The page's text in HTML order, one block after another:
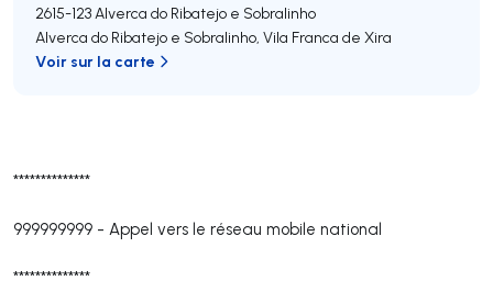
**************
999999999 - Appel vers le réseau mobile national
2615-123Alverca do Ribatejo e Sobralinho
Alverca do Ribatejo e Sobralinho, Vila Franca de Xira
Voir sur la carte